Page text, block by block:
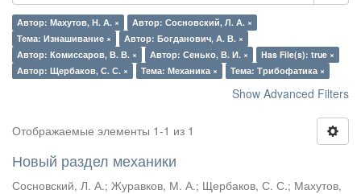
Автор: Махутов, Н. А. ×
Автор: Сосновский, Л. А. ×
Тема: Изнашивание ×
Автор: Богданович, А. В. ×
Автор: Комиссаров, В. В. ×
Автор: Сенько, В. И. ×
Has File(s): true ×
Автор: Щербаков, С. С. ×
Тема: Механика × Тема: Трибофатика ×
Show Advanced Filters
Отображаемые элементы 1-1 из 1
Новый раздел механики
Сосновский, Л. А.; Журавков, М. А.; Щербаков, С. С.; Махутов,